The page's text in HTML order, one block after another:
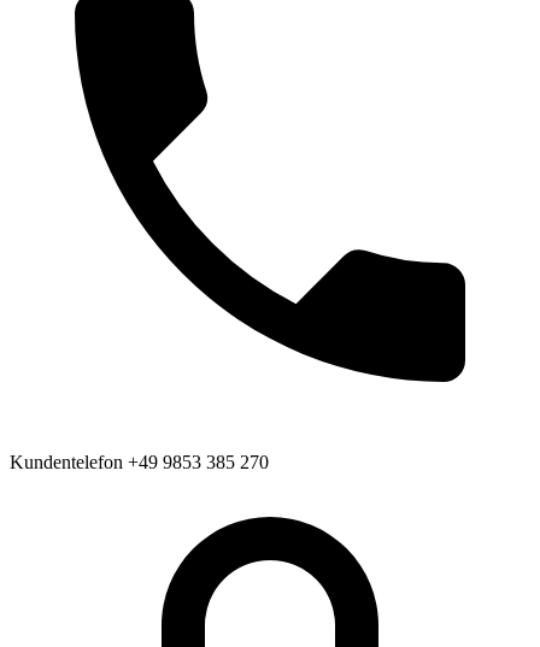
Kundentelefon +49 9853 385 270